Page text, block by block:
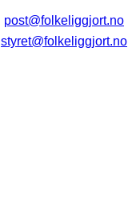
post@folkeliggjort.no
styret@folkeliggjort.no